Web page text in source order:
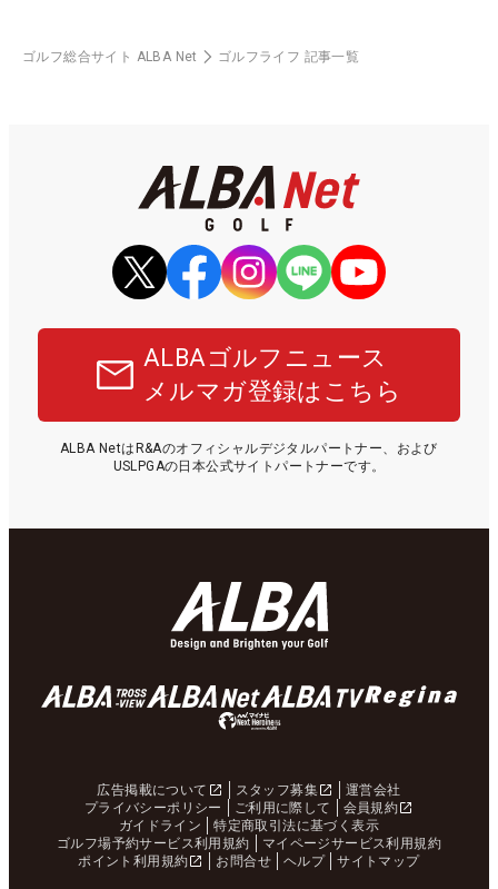
ゴルフ総合サイト ALBA Net ゴルフライフ 記事一覧
ALBAゴルフニュース
メルマガ登録はこちら
ALBA NetはR&Aのオフィシャルデジタルパートナー、および
USLPGAの日本公式サイトパートナーです。
広告掲載について スタッフ募集
運営会社
プライバシーポリシー
ご利用に際して
会員規約
ガイドライン
特定商取引法に基づく表示
ゴルフ場予約サービス利用規約
マイページサービス利用規約
ポイント利用規約
お問合せ ヘルプ サイトマップ